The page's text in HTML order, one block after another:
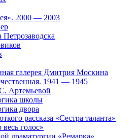
2000 — 2003
Петрозаводска
галерея Дмитрия Москина
1941 — 1945
Артемьевой
школы
двора
рассказа «Сестра таланта»
голос»